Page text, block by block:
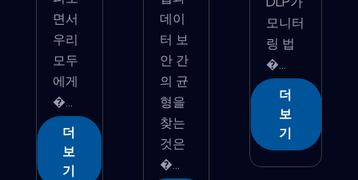
면서
우리
모두
에게
�...
더
보
기
데이
터 보
안 간
의 균
형을
찾는
것은
�...
모니터
링 법
�...
더
보
기